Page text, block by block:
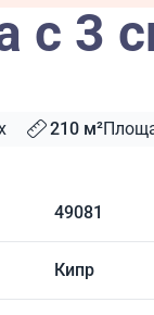
с 3
210 м²
49081
Кипр